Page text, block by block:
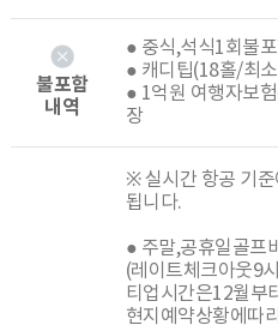
불포함
내역
● 중식,석식1회불
● 캐디팁(18홀/최
● 1억원 여행자보
장
※ 실시간 항공 기
됩니다.
● 주말,공휴일골프
(레이트체크아웃9
티업시간은12월부
현지예약상황에따